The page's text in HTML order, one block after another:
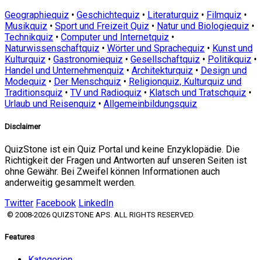
Geographiequiz • Geschichtequiz • Literaturquiz • Filmquiz •
Musikquiz • Sport und Freizeit Quiz • Natur und Biologiequiz •
Technikquiz • Computer und Internetquiz •
Naturwissenschaftquiz • Wörter und Sprachequiz • Kunst und
Kulturquiz • Gastronomiequiz • Gesellschaftquiz • Politikquiz •
Handel und Unternehmenquiz • Architekturquiz • Design und
Modequiz • Der Menschquiz • Religionquiz, Kulturquiz und
Traditionsquiz • TV und Radioquiz • Klatsch und Tratschquiz •
Urlaub und Reisenquiz • Allgemeinbildungsquiz
Disclaimer
QuizStone ist ein Quiz Portal und keine Enzyklopädie. Die
Richtigkeit der Fragen und Antworten auf unseren Seiten ist
ohne Gewähr. Bei Zweifel können Informationen auch
anderweitig gesammelt werden.
Twitter Facebook LinkedIn
© 2008-2026 QUIZSTONE APS. ALL RIGHTS RESERVED.
Features